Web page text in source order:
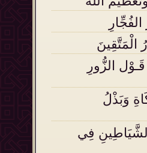
الزُّورِ
وَبَذْلُ
الشَّيَاطِينِ فِي